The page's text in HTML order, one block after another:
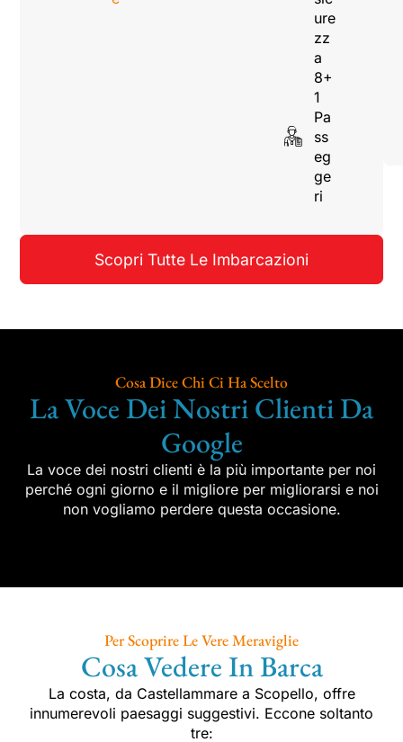
ure
zz
a
8+
1
Pa
ss
eg
ge
ri
Scopri Tutte Le Imbarcazioni
Cosa Dice Chi Ci Ha Scelto
La Voce Dei Nostri Clienti Da
Google
La voce dei nostri clienti è la più importante per noi
perché ogni giorno e il migliore per migliorarsi e noi
non vogliamo perdere questa occasione.
Per Scoprire Le Vere Meraviglie
Cosa Vedere In Barca
La costa, da Castellammare a Scopello, offre
innumerevoli paesaggi suggestivi. Eccone soltanto
tre: